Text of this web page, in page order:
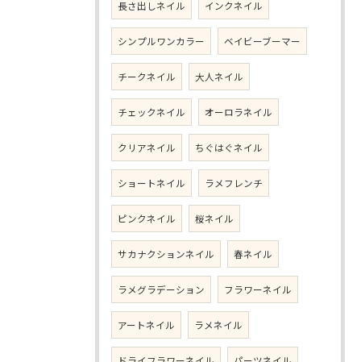
長さ出しネイル インクネイル
シンプルワンカラー ベイビーブーマー
チークネイル 大人ネイル
チェックネイル オーロラネイル
クリアネイル ちぐはぐネイル
ショートネイル ラメフレンチ
ピンクネイル 桜ネイル
サカナクションネイル 春ネイル
ラメグラデーション フラワーネイル
アートネイル ラメネイル